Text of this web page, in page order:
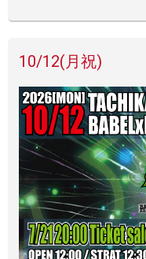
10/12(月祝)